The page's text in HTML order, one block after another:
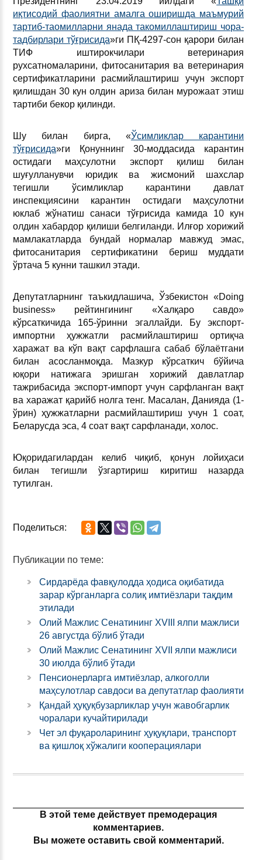
иқтисодий фаолиятни амалга оширишда маъмурий
тартиб-таомилларни янада такомиллаштириш чора-
тадбирлари тўғрисида»ги ПҚ-4297-сон қарори билан
ТИФ иштирокчилари ветеринария
рухсатномаларини, фитосанитария ва ветеринария
сертификатларини расмийлаштириш учун экспорт
қилишдан 30 кун олдин ариза билан мурожаат этиш
тартиби бекор қилинди.
Шу билан бирга, «Ўсимликлар карантини
тўғрисида»ги Қонуннинг 30-моддасида карантин
остидаги маҳсулотни экспорт қилиш билан
шуғулланувчи юридик ва жисмоний шахслар
тегишли ўсимликлар карантини давлат
инспекциясини карантин остидаги маҳсулотни
юклаб жўнатиш санаси тўғрисида камида 10 кун
олдин хабардор қилиши белгиланди. Илғор хорижий
мамлакатларда бундай нормалар мавжуд эмас,
фитосанитария сертификатини бериш муддати
ўртача 5 кунни ташкил этади.
Депутатларнинг таъкидлашича, Ўзбекистон «Doing
business» рейтингининг «Халқаро савдо»
кўрсаткичида 165-ўринни эгаллайди. Бу экспорт-
импортни ҳужжатли расмийлаштириш ортиқча
харажат ва кўп вақт сарфлашга сабаб бўлаётгани
билан асосланмоқда. Мазкур кўрсаткич бўйича
юқори натижага эришган хорижий давлатлар
тажрибасида экспорт-импорт учун сарфланган вақт
ва харажат қарийб нолга тенг. Масалан, Данияда (1-
ўрин) ҳужжатларни расмийлаштириш учун 1 соат,
Беларусда эса, 4 соат вақт сарфланади, холос.
Юқоридагилардан келиб чиқиб, қонун лойиҳаси
билан тегишли ўзгартириш киритиш назарда
тутилган.
Поделиться:
Публикации по теме:
Сирдарёда фавқулодда ҳодиса оқибатида
зарар кўрганларга солиқ имтиёзлари тақдим
этилади
Олий Мажлис Сенатининг XVIII ялпи мажлиси
26 августда бўлиб ўтади
Олий Мажлис Сенатининг XVII ялпи мажлиси
30 июлда бўлиб ўтади
Пенсионерларга имтиёзлар, алкоголли
маҳсулотлар савдоси ва депутатлар фаолияти
Қандай ҳуқуқбузарликлар учун жавобгарлик
чоралари кучайтирилади
Чет эл фуқароларининг ҳуқуқлари, транспорт
ва қишлоқ хўжалиги кооперациялари
В этой теме действует премодерация
комментариев.
Вы можете оставить свой комментарий.